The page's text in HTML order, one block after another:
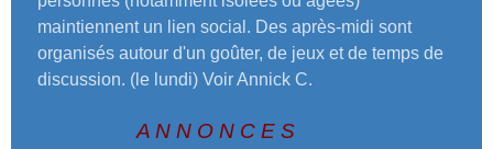
maintiennent un lien social. Des après-midi sont
organisés autour d'un goûter, de jeux et de temps de
discussion. (le lundi) Voir Annick C.
A N N O N C E S